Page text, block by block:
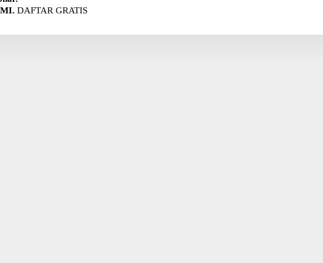
DAFTAR GRATIS